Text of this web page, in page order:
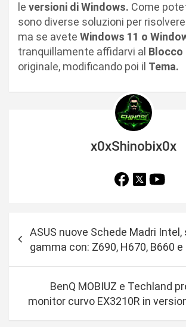
le versioni di Windows. Come
sono diverse soluzioni per
ma se avete Windows 11 o
tranquillamente affidarvi al Blocco
originale, modificando poi il Tema.
x0xShinobix0x
a
ASUS nuove Schede Madri Intel,
gamma con: Z690, H670, B660 e
BenQ MOBIUZ e Techland
monitor curvo EX3210R in